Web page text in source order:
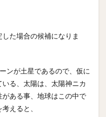
た場合の候補になりま
ンが土星であるので、仮に
る、太陽は、太陽神ニカ
ある事、地球はこの中で
えると、